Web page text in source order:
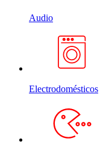
Audio
Electrodomésticos